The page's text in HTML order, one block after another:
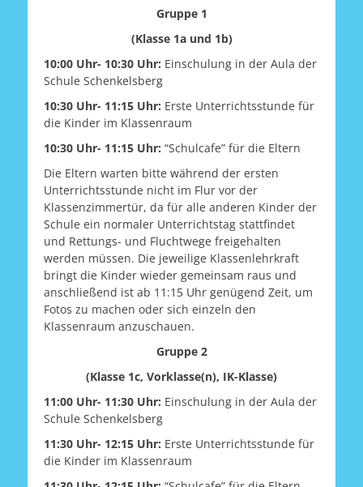
Gruppe 1
(Klasse 1a und 1b)
10:00 Uhr- 10:30 Uhr: Einschulung in der Aula der
Schule Schenkelsberg
10:30 Uhr- 11:15 Uhr: Erste Unterrichtsstunde für
die Kinder im Klassenraum
10:30 Uhr- 11:15 Uhr: “Schulcafe” für die Eltern
Die Eltern warten bitte während der ersten
Unterrichtsstunde nicht im Flur vor der
Klassenzimmertür, da für alle anderen Kinder der
Schule ein normaler Unterrichtstag stattfindet
und Rettungs- und Fluchtwege freigehalten
werden müssen. Die jeweilige Klassenlehrkraft
bringt die Kinder wieder gemeinsam raus und
anschließend ist ab 11:15 Uhr genügend Zeit, um
Fotos zu machen oder sich einzeln den
Klassenraum anzuschauen.
Gruppe 2
(Klasse 1c, Vorklasse(n), IK-Klasse)
11:00 Uhr- 11:30 Uhr: Einschulung in der Aula der
Schule Schenkelsberg
11:30 Uhr- 12:15 Uhr: Erste Unterrichtsstunde für
die Kinder im Klassenraum